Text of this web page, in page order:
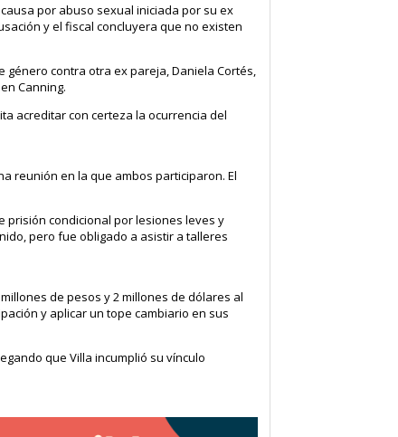
por abuso sexual iniciada por su ex
y el fiscal concluyera que no existen
género contra otra ex pareja, Daniela Cortés,
Canning.
acreditar con certeza la ocurrencia del
reunión en la que ambos participaron. El
prisión condicional por lesiones leves y
pero fue obligado a asistir a talleres
de pesos y 2 millones de dólares al
y aplicar un tope cambiario en sus
que Villa incumplió su vínculo